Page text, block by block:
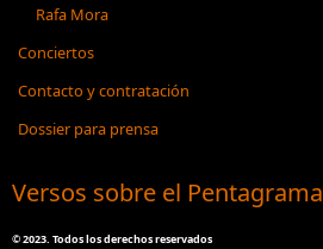
Rafa Mora
Conciertos
Contacto y contratación
Dossier para prensa
Versos sobre el Pentagrama
©2023. Todos los derechos reservados